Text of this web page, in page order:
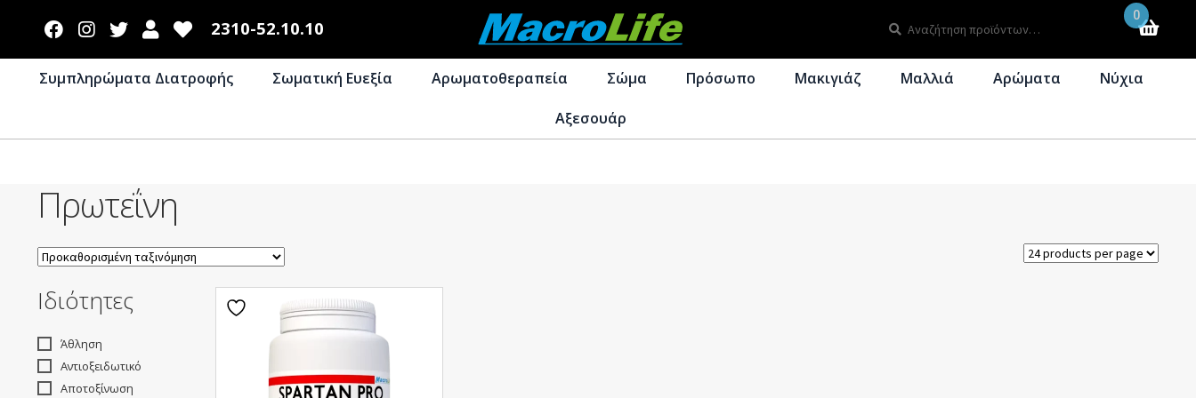
Απευθείας
μετάβαση
στην
Μετάβαση
σε
περιεχόμενο
2310-52.10.10
για:
0
Συμπληρώματα Διατροφής Σωματική Ευεξία Αρωματοθεραπεία Σώμα Πρόσωπο Μακιγιάζ Μαλλιά Αρώματα Νύχια
Αξεσουάρ
Πρωτεΐνη
Ιδιότητες
Άθληση
Αντιοξειδωτικό
Αποτοξίνωση